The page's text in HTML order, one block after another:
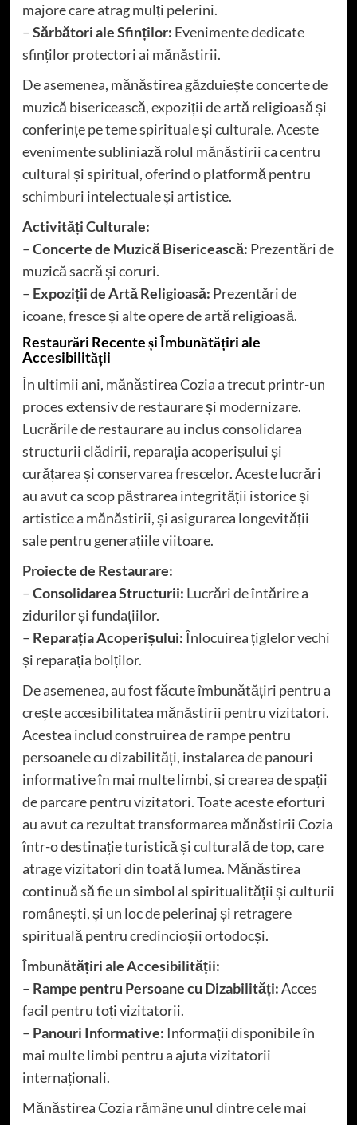
majore care atrag mulți pelerini.
–Sărbători ale Sfinților: Evenimente dedicate
sfinților protectori ai mănăstirii.
De asemenea, mănăstirea găzduiește concerte de
muzică bisericească, expoziții de artă religioasă și
conferințe pe teme spirituale și culturale. Aceste
evenimente subliniază rolul mănăstirii ca centru
cultural și spiritual, oferind o platformă pentru
schimburi intelectuale și artistice.
Activități Culturale:
–Concerte de Muzică Bisericească: Prezentări de
muzică sacră și coruri.
– Expoziții de Artă Religioasă: Prezentări de
icoane, fresce și alte opere de artă religioasă.
Restaurări Recente și Îmbunătățiri ale
Accesibilității
În ultimii ani, mănăstirea Cozia a trecut printr-un
proces extensiv de restaurare și modernizare.
Lucrările de restaurare au inclus consolidarea
structurii clădirii, reparația acoperișului și
curățarea și conservarea frescelor. Aceste lucrări
au avut ca scop păstrarea integrității istorice și
artistice a mănăstirii, și asigurarea longevității
sale pentru generațiile viitoare.
Proiecte de Restaurare:
–Consolidarea Structurii: Lucrări de întărire a
zidurilor și fundațiilor.
– Reparația Acoperișului:Înlocuirea țiglelor vechi
și reparația bolților.
De asemenea, au fost făcute îmbunătățiri pentru a
crește accesibilitatea mănăstirii pentru vizitatori.
Acestea includ construirea de rampe pentru
persoanele cu dizabilități, instalarea de panouri
informative în mai multe limbi, și crearea de spații
de parcare pentru vizitatori. Toate aceste eforturi
au avut ca rezultat transformarea mănăstirii Cozia
într-o destinație turistică și culturală de top, care
atrage vizitatori din toată lumea. Mănăstirea
continuă să fie un simbol al spiritualității și culturii
românești, și un loc de pelerinaj și retragere
spirituală pentru credincioșii ortodocși.
Îmbunătățiri ale Accesibilității:
– Rampe pentru Persoane cu Dizabilități:Acces
facil pentru toți vizitatorii.
– Panouri Informative: Informații disponibile în
mai multe limbi pentru a ajuta vizitatorii
internaționali.
Mănăstirea Cozia rămâne unul dintre cele mai